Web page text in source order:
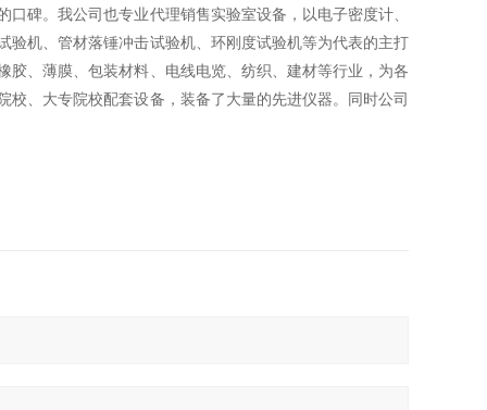
碑。我公司也专业代理销售实验室设备，以电子密度计、
机、管材落锤冲击试验机、环刚度试验机等为代表的主打
、薄膜、包装材料、电线电览、纺织、建材等行业，为各
、大专院校配套设备，装备了大量的先进仪器。同时公司